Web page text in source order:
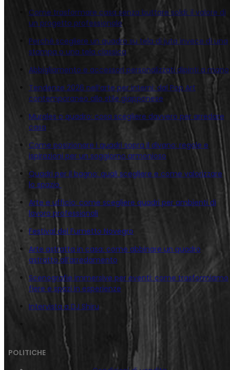
Come trasformare casa senza buttare soldi: il valore di
un progetto professionale
Perché scegliere un quadro su tela di juta invece di una
stampa o una tela classica
Abbigliamento e accessori personalizzati dipinti a mano
Tendenze 2026 nell’arte per interni: dal Pop Art
contemporaneo allo stile giapponese
Murales o quadro: cosa scegliere davvero per arredare
casa
Come posizionare i quadri sopra il divano: regole e
ispirazioni per un soggiorno armonioso
Quadri per il bagno: quali scegliere e come valorizzare
lo spazio
Arte e ufficio: come scegliere quadri per ambienti di
lavoro professionali
Festival del Fumetto Novegro
Arte astratta in casa: come abbinare un quadro
astratto all’arredamento
Scenografie immersive per eventi: come trasformiamo
fiere e spazi in esperienze
Intervista a DJ Shiru
POLITICHE